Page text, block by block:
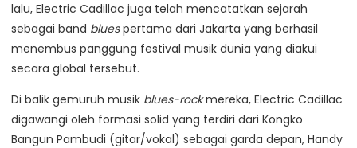
lalu, Electric Cadillac juga telah mencatatkan sejarah
sebagai band bluespertama dari Jakarta yang berhasil
menembus panggung festival musik dunia yang diakui
secara global tersebut.
Di balik gemuruh musik blues-rockmereka, Electric Cadillac
digawangi oleh formasi solid yang terdiri dari Kongko
Bangun Pambudi (gitar/vokal) sebagai garda depan, Handy